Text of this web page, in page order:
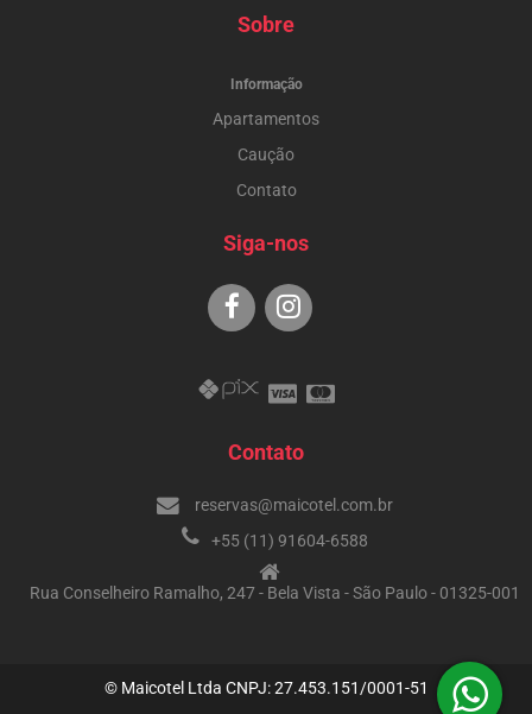
Sobre
Informação
Apartamentos
Caução
Contato
Siga-nos
Contato
reservas@maicotel.com.br
+55 (11) 91604-6588
Rua Conselheiro Ramalho, 247 - Bela Vista - São Paulo - 01325-001
© Maicotel Ltda CNPJ: 27.453.151/0001-51